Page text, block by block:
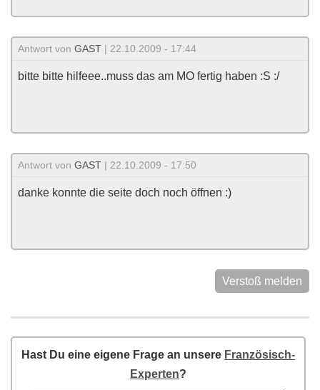
Antwort von GAST | 22.10.2009 - 17:44
bitte bitte hilfeee..muss das am MO fertig haben :S :/
Antwort von GAST | 22.10.2009 - 17:50
danke konnte die seite doch noch öffnen :)
Verstoß melden
Hast Du eine eigene Frage an unsere Französisch-
Experten?